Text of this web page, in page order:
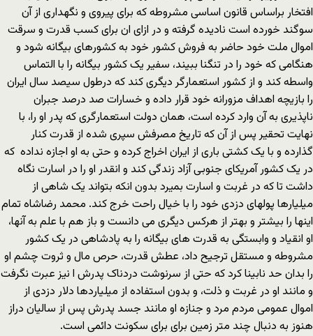
افتخار براساس قانون اساسی مشروطه که برای پیروی و نگهداری از آن
سوگند خورده است نادیده گرفته و در ازای ان برای کسب قدرت و سرقت
اموال ملت خود حاضر به فروش کشور خود به کشورهای بیگانه شود و
هنگامی که خود را در تنگنا ببیند، سفیر یک کشور بیگانه را با التماس
واسطه کند و از کشور استعمارگر دیگری کند که درطول سیصد سال ایران
را بازیچه اهداف مزورانه خود قرار داده و خسارات صد درصد جبران
ناپذیری به آن وارد کرده است، همان دولت استعمارگری که پدر او را، با
نهایت تحقیر پس از آن که تاریخ مصرفش سپری شده از قدرت کنار
گذارده و با یک کشتی باری از ایران اخراج کرده و حتی به او اجازه نداده که
در یک کشور آمریکای جنوبی آزاد زندگی کند و انقدر او را در اسارت نگاه
داشت تا که در غربت و اسارت بمیرد بدون انکه بتواند یک شاهی از
میلیارها پولهای دزدی خود را با خیال راحت خرج کند. محمد رضاشاه تمام
اینها را بیشتر و بهتر از هرکس دیگری می دانست و باز هم با علم به آنها،
او انقیاد و وابستگی به قدرت های بیگانه را به پادشاهی در یک کشور
مشروطه و مستقل ترجیح داد، عطش قدرت، حرص مال و ثروت چشم او
را بدان حد نابینا کرد که حتی از سرنوشت دردناک پدرش ا نیز عبرت نگرفت
و مانند او در غربت و ذلت، و بدون استفاده از میلیاردها دلار دزدی از
اموال عمومی مردم مرد و جنازه او مانند جسد پدرش پس از سالیان دراز
هنوز به دنبال چند متر زمین برای برای سکونت دائمی است.